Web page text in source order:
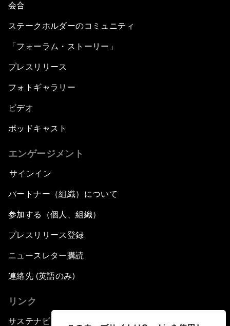
会合
ステークホルダーのコミュニティ
「フォーラム・ストーリー」
プレスリリース
フォトギャラリー
ビデオ
ポッドキャスト
エンゲージメント
サインイン
パートナー（組織）について
参加する（個人、組織）
プレスリリース登録
ニュースレター購読
連絡先 (英語のみ)
リンク
サステナビリティへの取り組み